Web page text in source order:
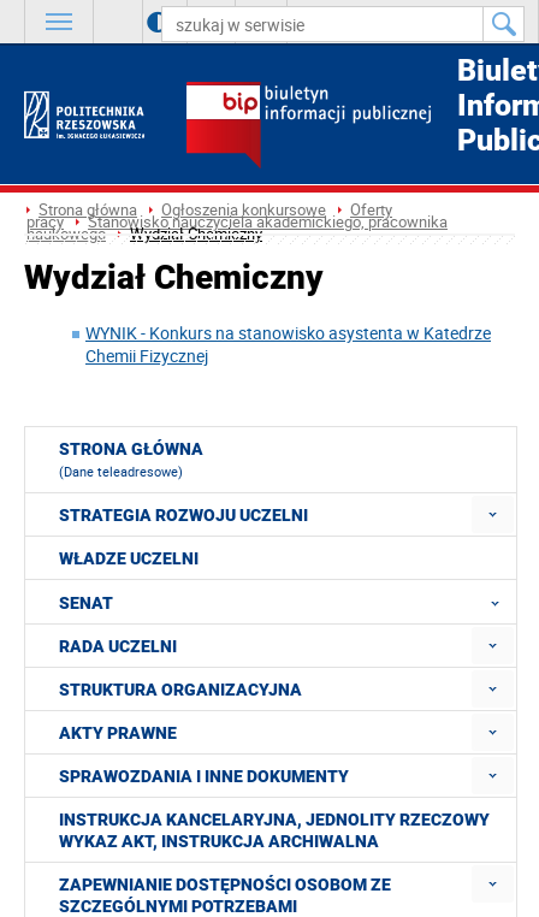
A A A
Strona główna Ogłoszenia konkursowe Oferty
pracy Stanowisko nauczyciela akademickiego, pracownika
naukowego Wydział Chemiczny
Wydział Chemiczny
WYNIK - Konkurs na stanowisko asystenta w Katedrze
Chemii Fizycznej
STRONA GŁÓWNA
(Dane teleadresowe)
STRATEGIA ROZWOJU UCZELNI
WŁADZE UCZELNI
SENAT
RADA UCZELNI
STRUKTURA ORGANIZACYJNA
AKTY PRAWNE
SPRAWOZDANIA I INNE DOKUMENTY
INSTRUKCJA KANCELARYJNA, JEDNOLITY RZECZOWY
WYKAZ AKT, INSTRUKCJA ARCHIWALNA
ZAPEWNIANIE DOSTĘPNOŚCI OSOBOM ZE
SZCZEGÓLNYMI POTRZEBAMI